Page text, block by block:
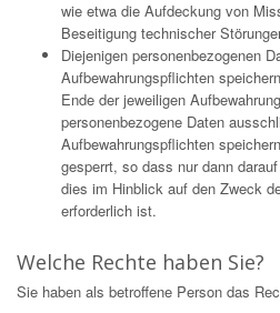
wie etwa die Aufdeckung von
Beseitigung technischer
Diejenigen personenbezogenen
Aufbewahrungspflichten
Ende der jeweiligen
personenbezogene Daten
Aufbewahrungspflichten
gesperrt, so dass nur dann
dies im Hinblick auf den Zweck
erforderlich ist.
Welche Rechte haben Sie?
Sie haben als betroffene Person das